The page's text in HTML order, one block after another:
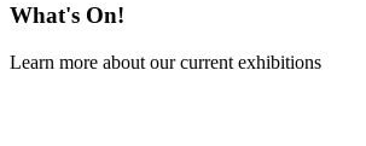
What's On!
Learn more about our current exhibitions